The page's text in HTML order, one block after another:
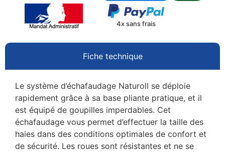
4x sans frais
Fiche technique
Le système d’échafaudage Naturoll se déploie
rapidement grâce à sa base pliante pratique, et il
est équipé de goupilles imperdables. Cet
échafaudage vous permet d’effectuer la taille des
haies dans des conditions optimales de confort et
de sécurité. Les roues sont résistantes et ne se